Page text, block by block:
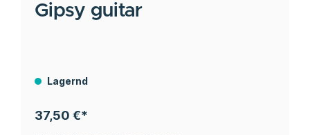
Gipsy guitar
Lagernd
37,50 €*